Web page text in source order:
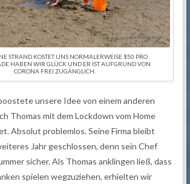
STRAND KOSTET UNS NORMALERWEISE $50 PRO
HABEN WIR GLÜCK UND ER IST AUFGRUND VON
CORONA FREI ZUGÄNGLICH.
unsere Idee von einem anderen
Thomas mit dem Lockdown vom Home
Absolut problemlos. Seine Firma bleibt
Jahr geschlossen, denn sein Chef
sicher. Als Thomas anklingen ließ, dass
spielen wegzuziehen, erhielten wir